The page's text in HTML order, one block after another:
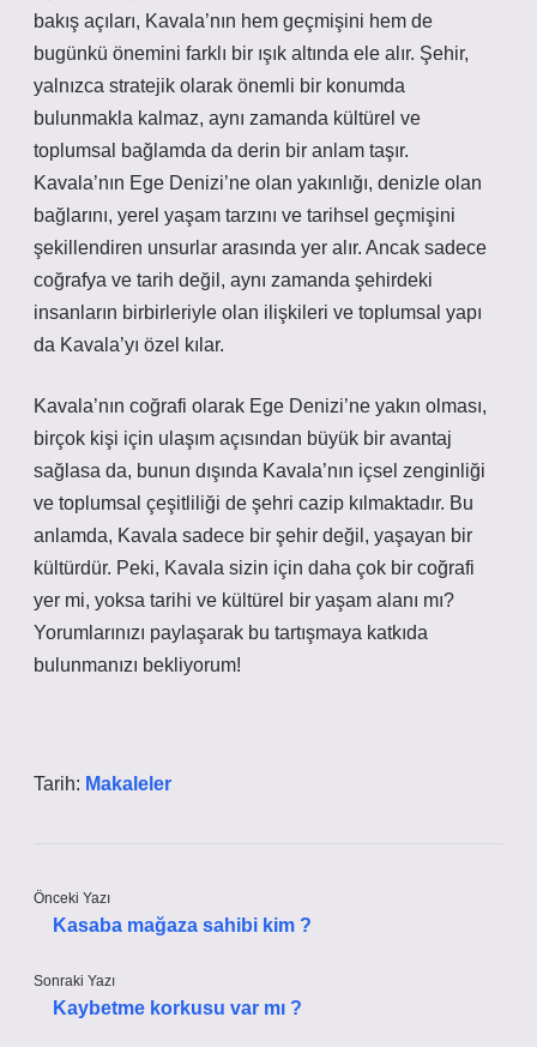
bakış açıları, Kavala’nın hem geçmişini hem de
bugünkü önemini farklı bir ışık altında ele alır. Şehir,
yalnızca stratejik olarak önemli bir konumda
bulunmakla kalmaz, aynı zamanda kültürel ve
toplumsal bağlamda da derin bir anlam taşır.
Kavala’nın Ege Denizi’ne olan yakınlığı, denizle olan
bağlarını, yerel yaşam tarzını ve tarihsel geçmişini
şekillendiren unsurlar arasında yer alır. Ancak sadece
coğrafya ve tarih değil, aynı zamanda şehirdeki
insanların birbirleriyle olan ilişkileri ve toplumsal yapı
da Kavala’yı özel kılar.
Kavala’nın coğrafi olarak Ege Denizi’ne yakın olması,
birçok kişi için ulaşım açısından büyük bir avantaj
sağlasa da, bunun dışında Kavala’nın içsel zenginliği
ve toplumsal çeşitliliği de şehri cazip kılmaktadır. Bu
anlamda, Kavala sadece bir şehir değil, yaşayan bir
kültürdür. Peki, Kavala sizin için daha çok bir coğrafi
yer mi, yoksa tarihi ve kültürel bir yaşam alanı mı?
Yorumlarınızı paylaşarak bu tartışmaya katkıda
bulunmanızı bekliyorum!
Tarih: Makaleler
Önceki Yazı
Kasaba mağaza sahibi kim ?
Sonraki Yazı
Kaybetme korkusu var mı ?